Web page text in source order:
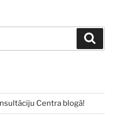
Centra blogā!